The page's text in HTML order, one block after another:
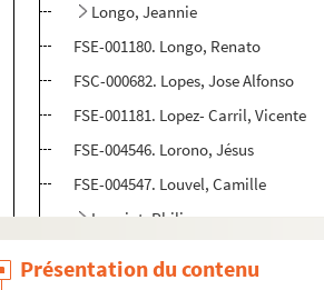
Longo, Jeannie
FSE-001180. Longo, Renato
FSC-000682. Lopes, Jose Alfonso
FSE-001181. Lopez- Carril, Vicente
FSE-004546. Lorono, Jésus
FSE-004547. Louvel, Camille
Louviot, Philippe
Présentation du contenu